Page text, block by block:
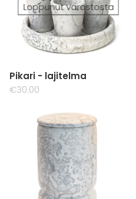
Pikari - lajitelma
€30.00
Loppunut varastosta